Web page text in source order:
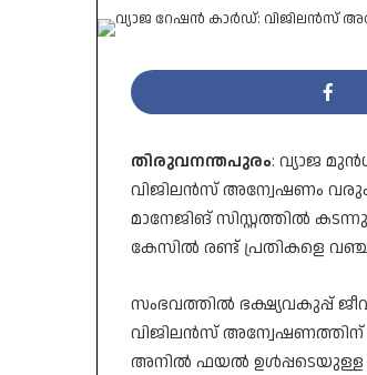
തിരുവനന്തപുരം: വ്യാജ
വിജിലൻസ്‌ അന്വേഷണം
മാനേജിങ് സിസ്റ്റത്തിൽ
കേസിൽ രണ്ട് പ്രതികളെ
സംഭവത്തിൽ ഭക്ഷ്യവകുപ്പ്
വിജിലൻസ് അന്വേഷണത്തിന്
അനിൽ ഫയൽ ഉൾപ്പടെയുള്ള